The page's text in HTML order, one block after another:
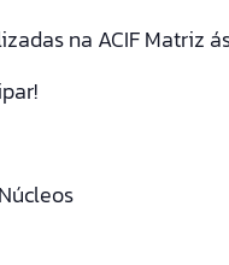
na ACIF Matriz